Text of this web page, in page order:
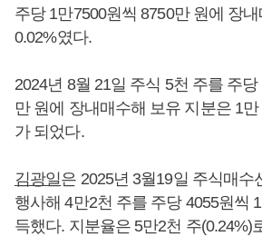
주당 1만7500원씩 8750만 원에 장
0.02%였다.
2024년 8월 21일 주식 5천 주를 주
만 원에 장내매수해 보유 지분은 1
가 되었다.
김광일은 2025년 3월19일 주식매수
행사해 4만2천 주를 주당 4055원씩
득했다. 지분율은 5만2천 주(0.24%)